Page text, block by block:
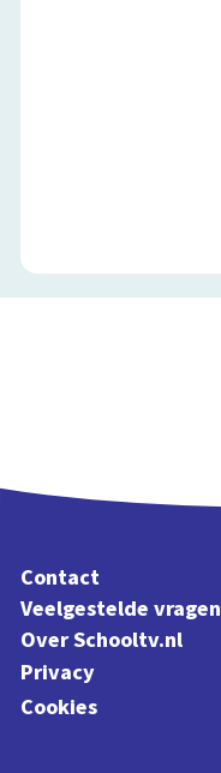
Contact
Veelgestelde vragen
Over Schooltv.nl
Privacy
Cookies